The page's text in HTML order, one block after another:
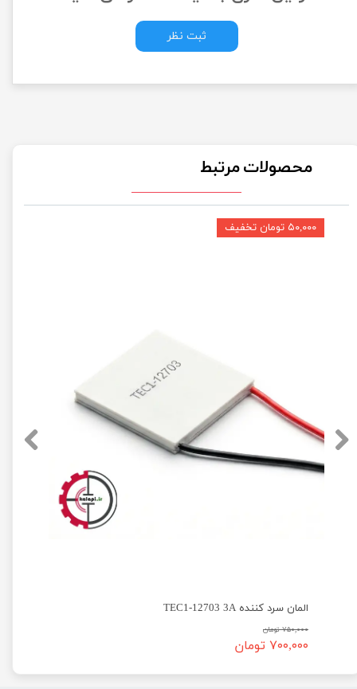
ثبت نظر
محصولات مرتبط
المان سرد کننده TEC1-12703 3A
۷۵۰,۰۰۰ تومان
۷۰۰,۰۰۰ تومان
۵۰,۰۰۰ تومان تخفیف